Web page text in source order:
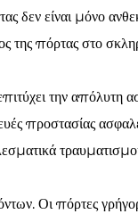
δεν είναι μόνο
της πόρτας στο
την απόλυτη
προστασίας
Οι πόρτες